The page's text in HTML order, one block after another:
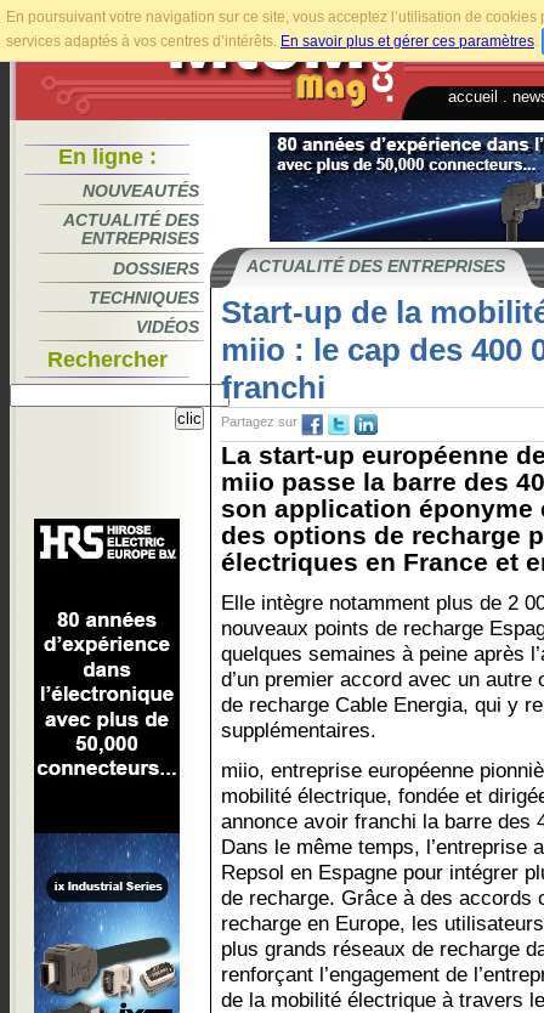
En poursuivant votre navigation sur ce site, vous acceptez l’utilisation de
services adaptés à vos centres d’intérêts. En savoir plus et gérer ces paramètres.
accueil
En ligne :
NOUVEAUTÉS
ACTUALITÉ DES
ENTREPRISES
DOSSIERS
TECHNIQUES
VIDÉOS
Rechercher
ACTUALITÉ DES ENTREPRISES
Start-up de la
miio : le cap des 400
franchi
Partagez sur
La start-up européenne
miio passe la barre des
son application éponyme
des options de recharge
électriques en France et
Elle intègre notamment plus de 2
nouveaux points de recharge
quelques semaines à peine après
d’un premier accord avec un autre
de recharge Cable Energia, qui y
supplémentaires.
miio, entreprise européenne
mobilité électrique, fondée et
annonce avoir franchi la barre des
Dans le même temps, l’entreprise
Repsol en Espagne pour intégrer
de recharge. Grâce à des accords
recharge en Europe, les
plus grands réseaux de recharge
renforçant l’engagement de
de la mobilité électrique à travers